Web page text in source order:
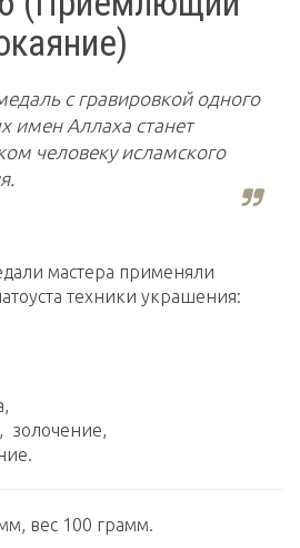
с гравировкой одного
имен Аллаха станет
человеку исламского
мастера применяли
техники украшения:
золочение,
вес 100 грамм.